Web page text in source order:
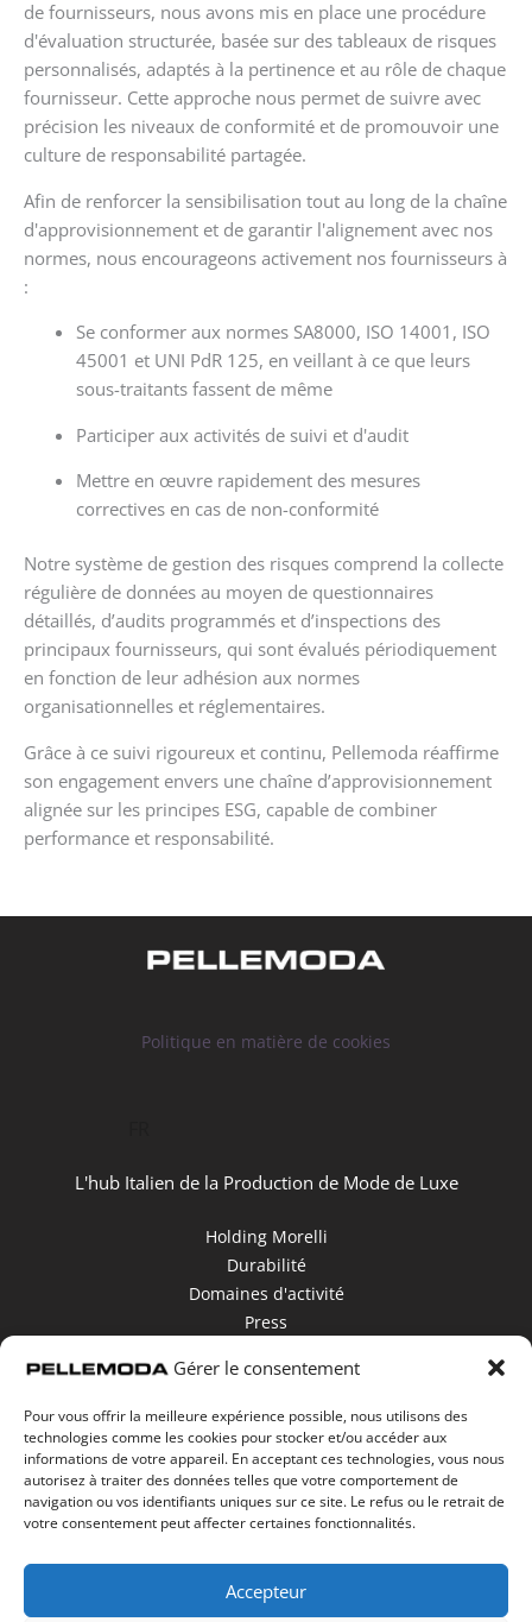
Gérer le consentement
Pour vous offrir la meilleure expérience possible, nous utilisons des
technologies comme les cookies pour stocker et/ou accéder aux
informations de votre appareil. En acceptant ces technologies, vous nous
autorisez à traiter des données telles que votre comportement de
navigation ou vos identifiants uniques sur ce site. Le refus ou le retrait de
votre consentement peut affecter certaines fonctionnalités.
Accepteur
de fournisseurs, nous avons mis en place une procédure
d'évaluation structurée, basée sur des tableaux de risques
personnalisés, adaptés à la pertinence et au rôle de chaque
fournisseur. Cette approche nous permet de suivre avec
précision les niveaux de conformité et de promouvoir une
culture de responsabilité partagée.
Afin de renforcer la sensibilisation tout au long de la chaîne
d'approvisionnement et de garantir l'alignement avec nos
normes, nous encourageons activement nos fournisseurs à
:
Se conformer aux normes SA8000, ISO 14001, ISO
45001 et UNI PdR 125, en veillant à ce que leurs
sous-traitants fassent de même
Participer aux activités de suivi et d'audit
Mettre en œuvre rapidement des mesures
correctives en cas de non-conformité
Notre système de gestion des risques comprend la collecte
régulière de données au moyen de questionnaires
détaillés, d’audits programmés et d’inspections des
principaux fournisseurs, qui sont évalués périodiquement
en fonction de leur adhésion aux normes
organisationnelles et réglementaires.
Grâce à ce suivi rigoureux et continu, Pellemoda réaffirme
son engagement envers une chaîne d’approvisionnement
alignée sur les principes ESG, capable de combiner
performance et responsabilité.
Politique en matière de cookies
L'hub Italien de la Production de Mode de Luxe
Holding Morelli
Durabilité
Domaines d'activité
Press
Contacts
Area Download
Politique en matière de cookies
Suivez-nous sur